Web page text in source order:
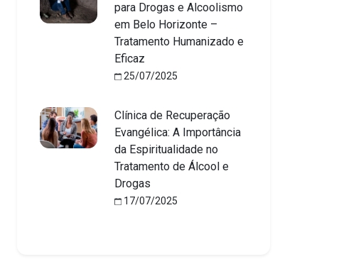
para Drogas e Alcoolismo
em Belo Horizonte –
Tratamento Humanizado e
Eficaz
25/07/2025
Clínica de Recuperação
Evangélica: A Importância
da Espiritualidade no
Tratamento de Álcool e
Drogas
17/07/2025